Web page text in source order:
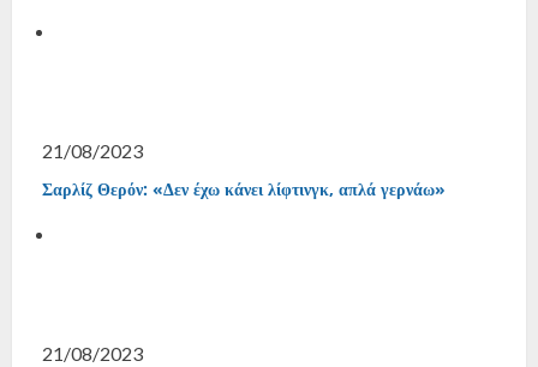
21/08/2023
Σαρλίζ Θερόν: «Δεν έχω κάνει λίφτινγκ, απλά γερνάω»
21/08/2023